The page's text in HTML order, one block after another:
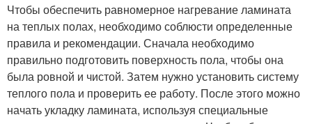
Чтобы обеспечить равномерное нагревание ламината
на теплых полах, необходимо соблюсти определенные
правила и рекомендации. Сначала необходимо
правильно подготовить поверхность пола, чтобы она
была ровной и чистой. Затем нужно установить систему
теплого пола и проверить ее работу. После этого можно
начать укладку ламината, используя специальные